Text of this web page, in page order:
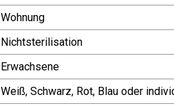
Wohnung
Nichtsterilisation
Erwachsene
Weiß, Schwarz, Rot, Blau oder